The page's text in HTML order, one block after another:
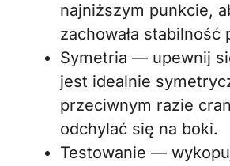
najniższym punkcie,
zachowała stabilność
Symetria — upewnij
jest idealnie
przeciwnym razie
odchylać się na boki.
Testowanie —